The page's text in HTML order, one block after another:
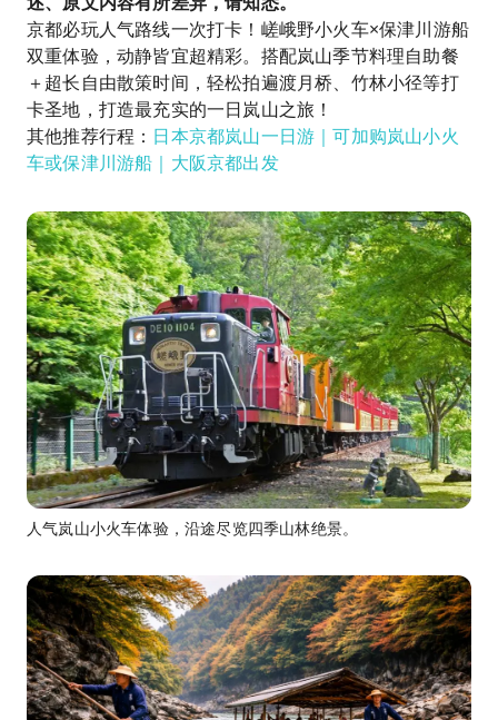
京都必玩人气路线一次打卡！嵯峨野小火车×保津川游船
双重体验，动静皆宜超精彩。搭配岚山季节料理自助餐
＋超长自由散策时间，轻松拍遍渡月桥、竹林小径等打
卡圣地，打造最充实的一日岚山之旅！
其他推荐行程： 日本京都岚山一日游｜可加购岚山小火
车或保津川游船｜大阪京都出发
人气岚山小火车体验，沿途尽览四季山林绝景。